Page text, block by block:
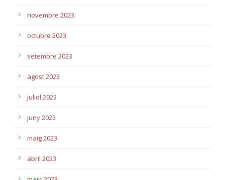
novembre 2023
octubre 2023
setembre 2023
agost 2023
juliol 2023
juny 2023
maig 2023
abril 2023